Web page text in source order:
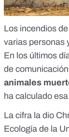
Los incendios
varias personas
En los últimos
de
animales
ha calculado
La cifra la dio
Ecología de la